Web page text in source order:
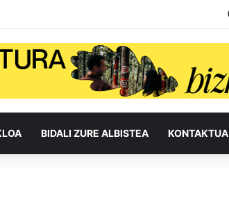
BIDALI ZURE ALBISTEA KONTAKTUA